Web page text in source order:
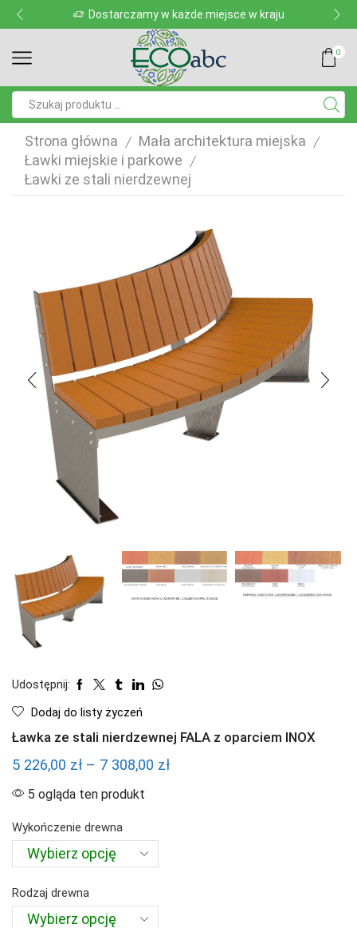
Dostarczamy w każde miejsce w kraju
0
Strona główna / Mała architektura miejska /
Ławki miejskie i parkowe /
Ławki ze stali nierdzewnej
Udostępnij:
Dodaj do listy życzeń
Ławka ze stali nierdzewnej FALA z oparciem INOX
5 226,00 zł – 7 308,00 złZakres
5 ogląda ten produkt
Wykończenie drewna
Rodzaj drewna